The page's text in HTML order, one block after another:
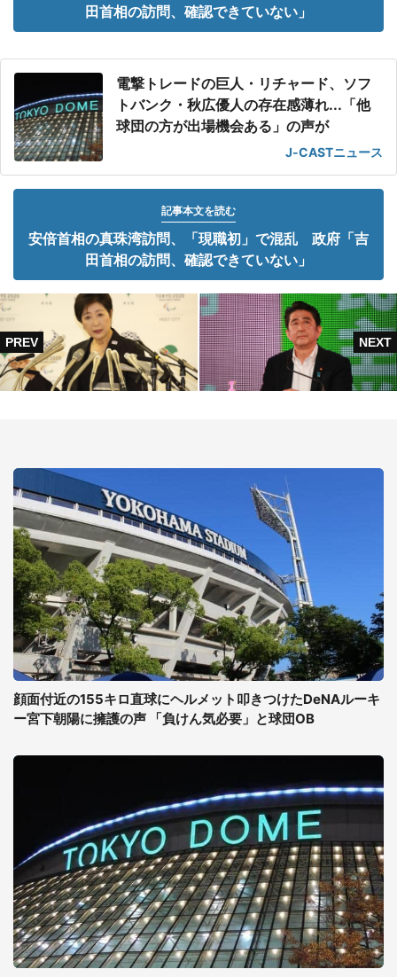
田首相の訪問、確認できていない」
電撃トレードの巨人・リチャード、ソフ
トバンク・秋広優人の存在感薄れ...「他
球団の方が出場機会ある」の声が
J-CASTニュース
記事本文を読む
安倍首相の真珠湾訪問、「現職初」で混乱 政府「吉
田首相の訪問、確認できていない」
顔面付近の155キロ直球にヘルメット叩きつけたDeNAルーキ
ー宮下朝陽に擁護の声 「負けん気必要」と球団OB